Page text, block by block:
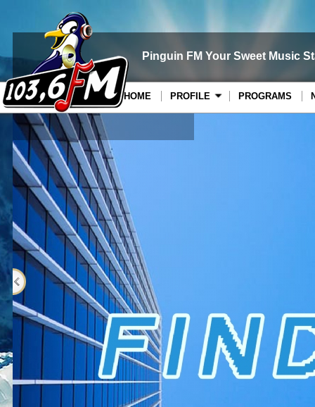
Pinguin FM Your Sweet Music
PROGRAMS
PROFILE
HOME